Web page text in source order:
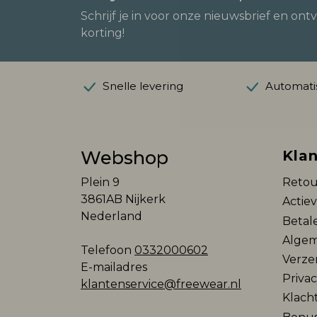
Schrijf je in voor onze nieuwsbrief en
korting!
Snelle levering
Webshop
Plein 9
3861AB Nijkerk
Nederland
Telefoon 0332000602
E-mailadres
klantenservice@freewear.nl